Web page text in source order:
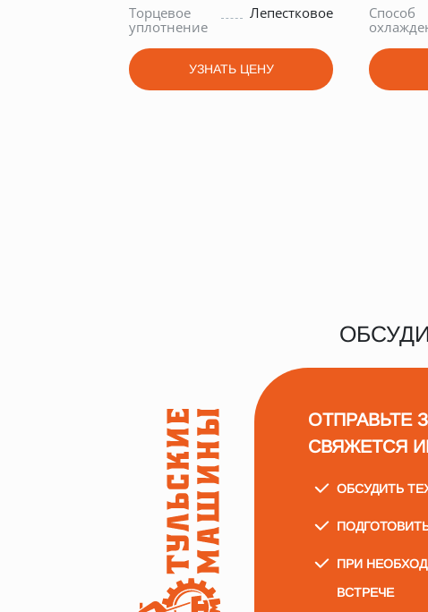
Торцевое
уплотнение
Лепестковое
УЗНАТЬ ЦЕНУ
Способ
ОТПРАВЬТЕ
СВЯЖЕТСЯ
ОБСУДИТЬ
ПРИ
ВСТРЕЧЕ